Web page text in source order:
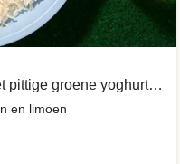
Hidde Brink's favo: Kabeljauw met pittige groene yoghurtsaus
en limoen